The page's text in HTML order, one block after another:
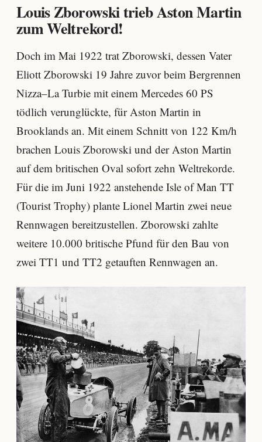
Louis Zborowski trieb Aston Martin
zum Weltrekord!
Doch im Mai 1922 trat Zborowski, dessen Vater
Eliott Zborowski 19 Jahre zuvor beim Bergrennen
Nizza–La Turbie mit einem Mercedes 60 PS
tödlich verunglückte, für Aston Martin in
Brooklands an. Mit einem Schnitt von 122 Km/h
brachen Louis Zborowski und der Aston Martin
auf dem britischen Oval sofort zehn Weltrekorde.
Für die im Juni 1922 anstehende Isle of Man TT
(Tourist Trophy) plante Lionel Martin zwei neue
Rennwagen bereitzustellen. Zborowski zahlte
weitere 10.000 britische Pfund für den Bau von
zwei TT1 und TT2 getauften Rennwagen an.